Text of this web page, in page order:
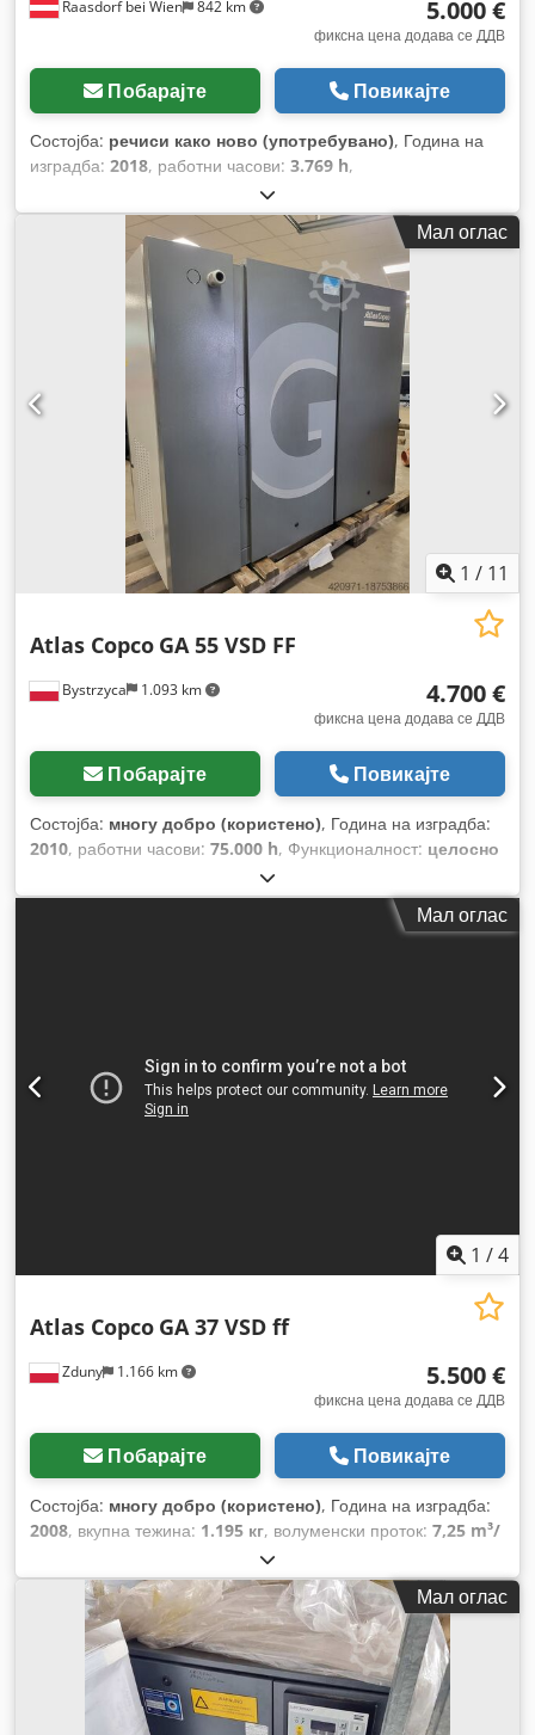
Raasdorf bei Wien 842 km 5.000 €
фиксна цена додава се ДДВ
Побарајте Повикајте
Состојба: речиси како ново (употребувано), Година на
изградба: 2018, работни часови: 3.769 h,
Мал оглас
1 / 11
Bystrzyca 1.093 km
Atlas Copco GA 55 VSD FF
4.700 €
фиксна цена додава се ДДВ
Побарајте Повикајте
Состојба: многу добро (користено), Година на изградба:
2010, работни часови: 75.000 h, Функционалност: целосно
Мал оглас
1 /4
Zduny 1.166 km
Atlas Copco GA 37 VSD ff
5.500 €
фиксна цена додава се ДДВ
Побарајте Повикајте
Состојба: многу добро (користено), Година на изградба:
2008, вкупна тежина: 1.195 кг, волуменски проток: 7,25 m³/
13 греда, влезен напон:
Мал оглас